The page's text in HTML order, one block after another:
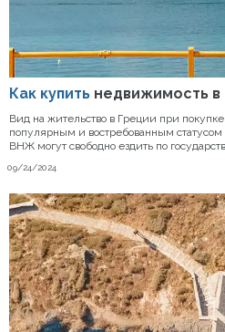
Как купить недвижимость
09/24/2024
Вид на жительство в Греции при
популярным и востребованным статусом
ВНЖ могут свободно ездить по